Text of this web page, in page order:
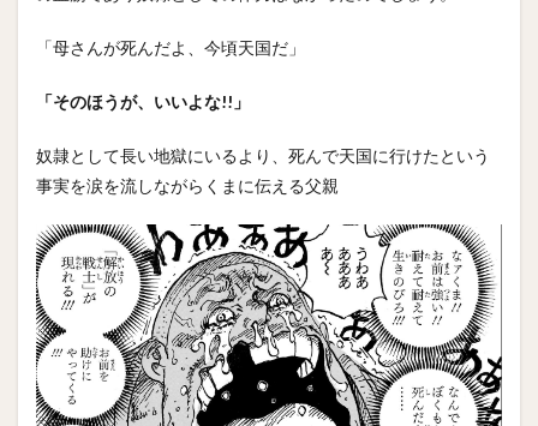
「母さんが死んだよ、今頃天国だ」
「そのほうが、いいよな!!」
奴隷として長い地獄にいるより、死んで天国に行けたという
事実を涙を流しながらくまに伝える父親